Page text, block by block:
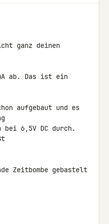
ganz deinen
ab. Das ist ein
aufgebaut und es
6,5V DC durch.
Zeitbombe gebastelt